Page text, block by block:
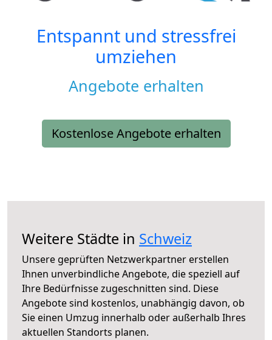
Entspannt und stressfrei
umziehen
Angebote erhalten
Kostenlose Angebote erhalten
Weitere Städte in Schweiz
Unsere geprüften Netzwerkpartner erstellen
Ihnen unverbindliche Angebote, die speziell auf
Ihre Bedürfnisse zugeschnitten sind. Diese
Angebote sind kostenlos, unabhängig davon, ob
Sie einen Umzug innerhalb oder außerhalb Ihres
aktuellen Standorts planen.